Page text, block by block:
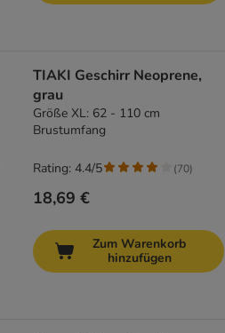
TIAKI Geschirr Neoprene,
grau
Größe XL: 62 - 110 cm
Brustumfang
18,69 €
Rating: 4.4/5 (70)
Zum Warenkorb
hinzufügen